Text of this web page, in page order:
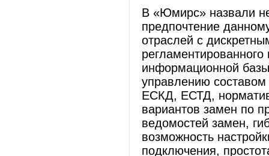
В «Юмирс» назвали
предпочтение
отраслей с
информационной
управлению составом
ЕСКД, ЕСТД,
вариантов замен по
ведомостей замен,
возможность
подключения,